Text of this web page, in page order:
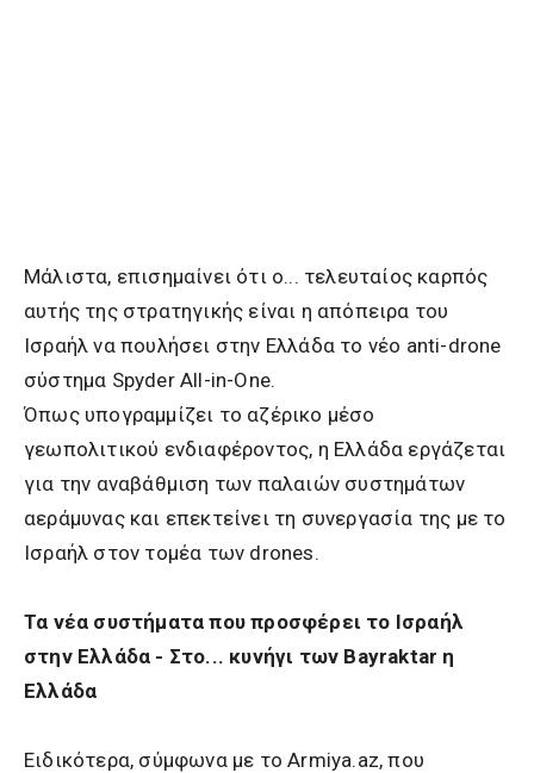
Μάλιστα, επισημαίνει ότι ο... τελευταίος καρπός
αυτής της στρατηγικής είναι η απόπειρα του
Ισραήλ να πουλήσει στην Ελλάδα το νέο anti-drone
σύστημα Spyder All-in-One.
Όπως υπογραμμίζει το αζέρικο μέσο
γεωπολιτικού ενδιαφέροντος, η Ελλάδα εργάζεται
για την αναβάθμιση των παλαιών συστημάτων
αεράμυνας και επεκτείνει τη συνεργασία της με το
Ισραήλ στον τομέα των drones.
Τα νέα συστήματα που προσφέρει το Ισραήλ
στην Ελλάδα - Στο... κυνήγι των Bayraktar η
Ελλάδα
Ειδικότερα, σύμφωνα με το Armiya.az, που